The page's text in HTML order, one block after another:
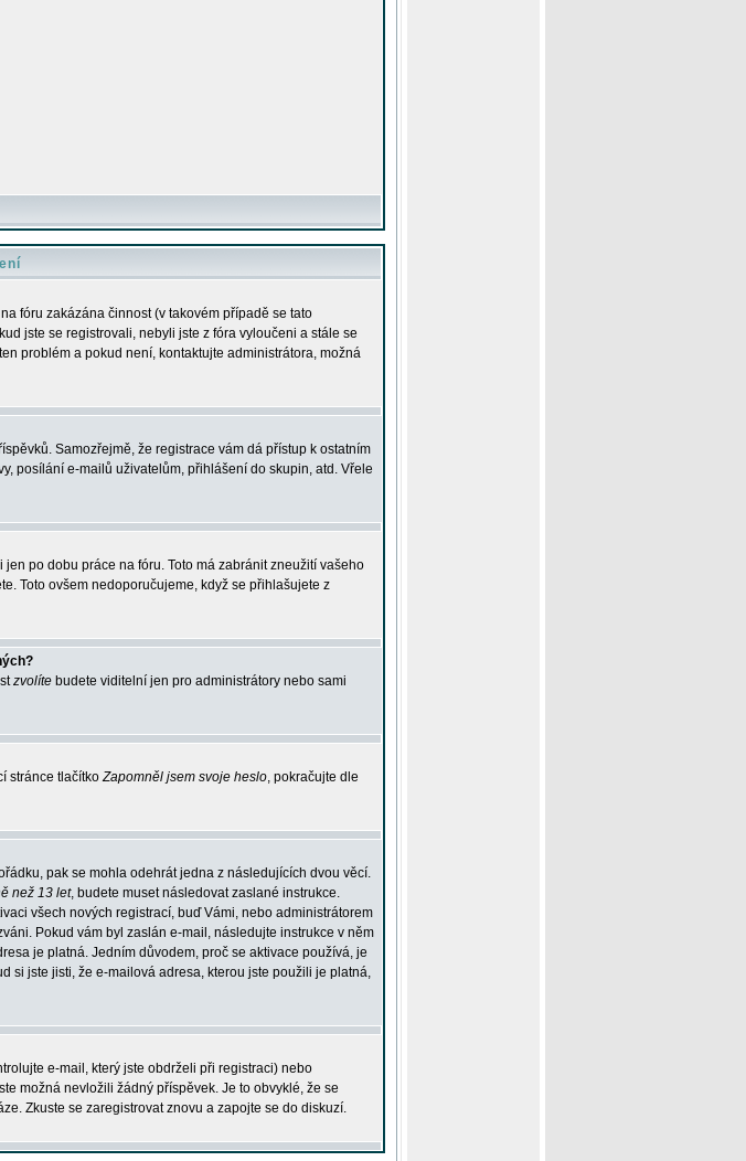
fóru zakázána činnost (v takovém případě se tato
jste se registrovali, nebyli jste z fóra vyloučeni a stále se
problém a pokud není, kontaktujte administrátora, možná
Samozřejmě, že registrace vám dá přístup k ostatním
posílání e-mailů uživatelům, přihlášení do skupin, atd. Vřele
jen po dobu práce na fóru. Toto má zabránit zneužití vašeho
Toto ovšem nedoporučujeme, když se přihlašujete z
zvolíte budete viditelní jen pro administrátory nebo sami
stránce tlačítkoZapomněl jsem svoje heslo, pokračujte dle
pak se mohla odehrát jedna z následujících dvou věcí.
než 13 let, budete muset následovat zaslané instrukce.
všech nových registrací, buď Vámi, nebo administrátorem
Pokud vám byl zaslán e-mail, následujte instrukce v něm
je platná. Jedním důvodem, proč se aktivace používá, je
si jste jisti, že e-mailová adresa, kterou jste použili je platná,
e-mail, který jste obdrželi při registraci) nebo
možná nevložili žádný příspěvek. Je to obvyklé, že se
Zkuste se zaregistrovat znovu a zapojte se do diskuzí.